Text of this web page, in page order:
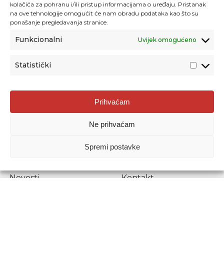
kolačića za pohranu i/ili pristup informacijama o uređaju. Pristanak
na ove tehnologije omogućit će nam obradu podataka kao što su
ponašanje pregledavanja stranice.
Funkcionalni Uvijek omogućeno
Statistički
Prihvaćam
Ne prihvaćam
Spremi postavke
Agencija za odgoj i obrazovanje
Donje Svetice 38, 10000 Zagreb
1778129
Prenošenje sadržaja dopušteno je uz navođenje izvora.
Novosti
Kontakt